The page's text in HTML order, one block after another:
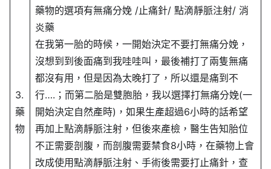
3.
藥
物
藥物的選項有無痛分娩 /止痛針/ 點滴靜脈注射/ 消
炎藥
在我第一胎的時候，一開始決定不要打無痛分娩，
沒想到到後面痛到我哇哇叫，最後補打了兩隻無痛
都沒有用，但是因為太晚打了，所以還是痛到不
行….；而第二胎是雙胞胎，我以選擇打無痛分娩(一
開始決定自然產時)，如果生產超過6小時的話希望
再加上點滴靜脈注射，但後來產檢，醫生告知胎位
不正需要剖腹，而剖腹需要禁食8小時，在藥物上會
改成使用點滴靜脈注射、手術後需要打止痛針，查